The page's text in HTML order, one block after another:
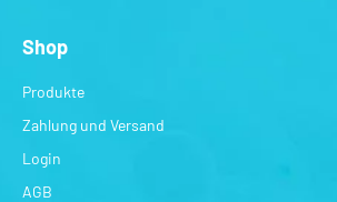
Shop
Produkte
Zahlung und Versand
Login
AGB